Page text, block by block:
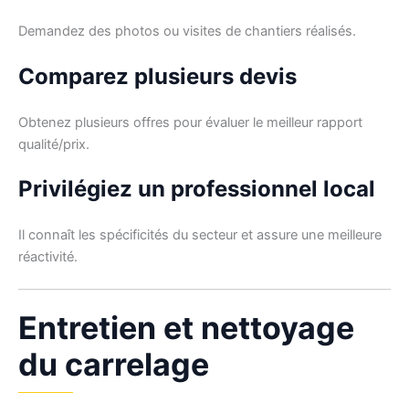
Demandez des photos ou visites de chantiers réalisés.
Comparez plusieurs devis
Obtenez plusieurs offres pour évaluer le meilleur rapport
qualité/prix.
Privilégiez un professionnel local
Il connaît les spécificités du secteur et assure une meilleure
réactivité.
Entretien et nettoyage
du carrelage